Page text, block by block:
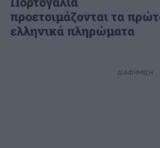
προετοιμάζονται τα
ελληνικά πληρώματα
ΔΙΑΦΗΜΙΣΗ